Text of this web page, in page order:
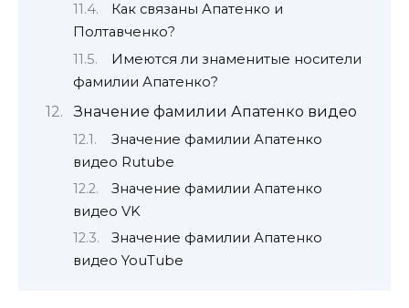
Как связаны Апатенко и
Полтавченко?
Имеются ли знаменитые носители
фамилии Апатенко?
Значение фамилии Апатенко видео
Значение фамилии Апатенко
видео Rutube
Значение фамилии Апатенко
видео VK
Значение фамилии Апатенко
видео YouTube